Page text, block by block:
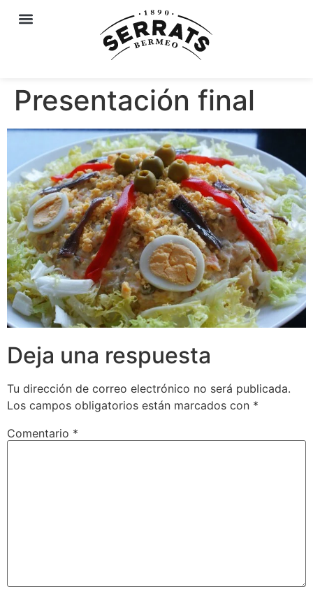
Presentación final
Deja una respuesta
Tu dirección de correo electrónico no será publicada.
Los campos obligatorios están marcados con *
Comentario *